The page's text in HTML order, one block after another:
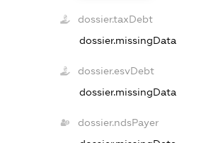
dossier.taxDebt
dossier.missingData
dossier.esvDebt
dossier.missingData
dossier.ndsPayer